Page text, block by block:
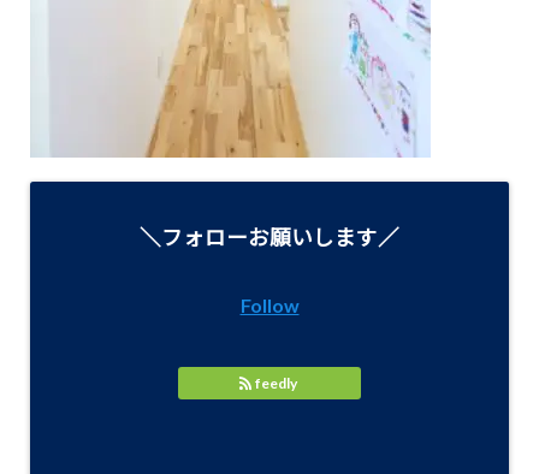
＼フォローお願いします／
Follow
feedly